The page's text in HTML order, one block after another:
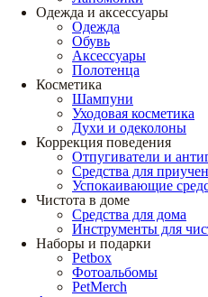
Одежда и аксессуары
Одежда
Обувь
Аксессуары
Полотенца
Косметика
Шампуни
Уходовая косметика
Духи и одеколоны
Коррекция поведения
Отпугиватели и
Средства для
Успокаивающие
Чистота в доме
Средства для дома
Инструменты для
Наборы и подарки
Petbox
Фотоальбомы
PetMerch